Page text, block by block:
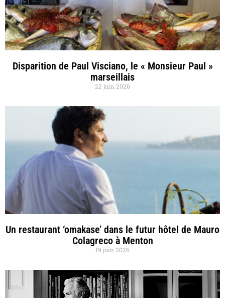
Disparition de Paul Visciano, le « Monsieur Paul »
marseillais
22 juin 2026
Un restaurant ‘omakase’ dans le futur hôtel de Mauro
Colagreco à Menton
19 juin 2026